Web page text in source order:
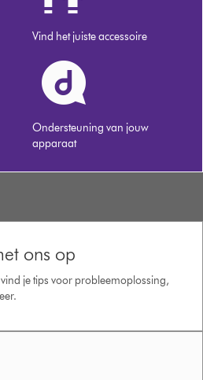
Vind het juiste accessoire
Ondersteuning van jouw
apparaat
ons op
vind je tips voor probleemoplossing,